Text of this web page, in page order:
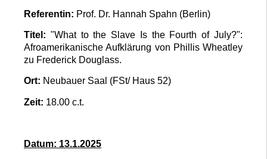
Referentin: Prof. Dr. Hannah Spahn (Berlin)
Titel: "What to the Slave Is the Fourth of July?":
Afroamerikanische Aufklärung von Phillis Wheatley
zu Frederick Douglass.
Ort: Neubauer Saal (FSt/ Haus 52)
Zeit: 18.00 c.t.
Datum: 13.1.2025